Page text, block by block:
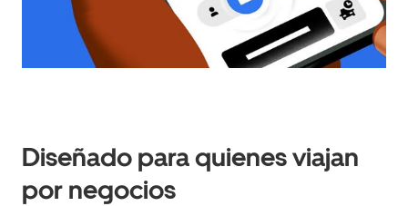
Diseñado para quienes viajan
por negocios